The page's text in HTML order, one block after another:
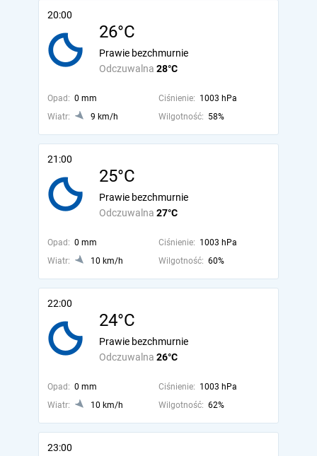
20:00
26°C
Odczuwalna 28°C
Prawie bezchmurnie
Opad: 0 mm Ciśnienie: 1003 hPa
Wiatr:
9 km/h Wilgotność: 58%
21:00
25°C
Odczuwalna 27°C
Prawie bezchmurnie
Opad: 0 mm Ciśnienie: 1003 hPa
Wiatr:
10 km/h Wilgotność: 60%
22:00
24°C
Odczuwalna 26°C
Prawie bezchmurnie
Opad: 0 mm Ciśnienie: 1003 hPa
Wiatr:
10 km/h Wilgotność: 62%
23:00